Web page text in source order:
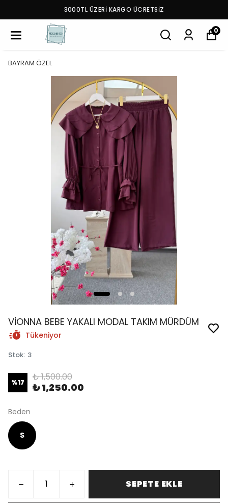
3000TL ÜZERİ KARGO ÜCRETSİZ
0
BAYRAM ÖZEL
VİONNA BEBE YAKALI MODAL TAKIM MÜRDÜM
Tükeniyor
Stok: 3
%17 ₺ 1,500.00
₺ 1,250.00
Beden
S
SEPETE EKLE